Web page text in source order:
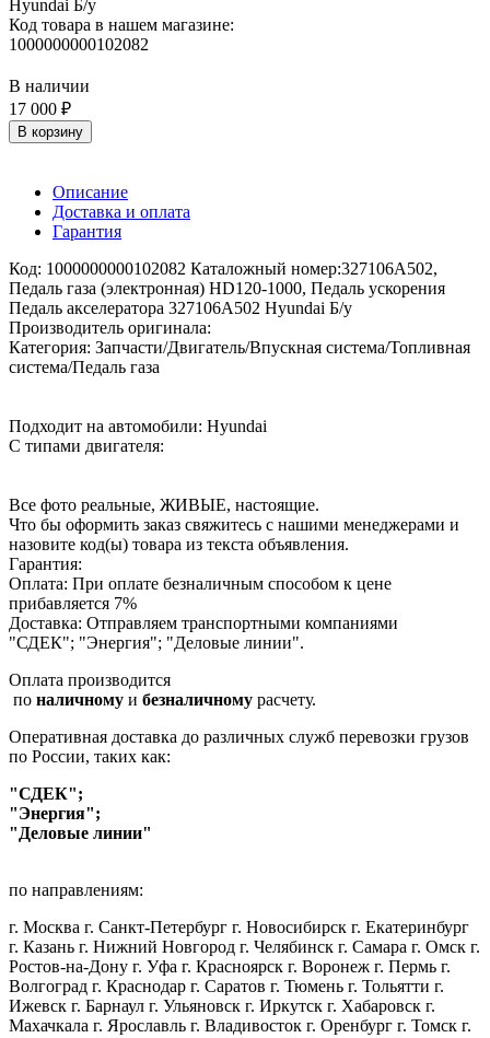
Код товара в нашем магазине:
1000000000102082
В наличии
17 000 ₽
В корзину
Описание
Доставка и оплата
Гарантия
Код: 1000000000102082 Каталожный номер:327106A502,
Педаль газа (электронная) HD120-1000, Педаль ускорения
Педаль акселератора 327106A502 Hyundai Б/у
Производитель оригинала:
Категория: Запчасти/Двигатель/Впускная система/Топливная
система/Педаль газа
Подходит на автомобили: Hyundai
С типами двигателя:
Все фото реальные, ЖИВЫЕ, настоящие.
Что бы оформить заказ свяжитесь с нашими менеджерами и
назовите код(ы) товара из текста объявления.
Гарантия:
Оплата: При оплате безналичным способом к цене
прибавляется 7%
Доставка: Отправляем транспортными компаниями
"СДЕК"; "Энергия"; "Деловые линии".
Оплата производится
по наличному и безналичному расчету.
Оперативная доставка до различных служб перевозки грузов
по России, таких как:
"СДЕК";
"Энергия";
"Деловые линии"
по направлениям:
г. Москва г. Санкт-Петербург г. Новосибирск г. Екатеринбург
г. Казань г. Нижний Новгород г. Челябинск г. Самара г. Омск г.
Ростов-на-Дону г. Уфа г. Красноярск г. Воронеж г. Пермь г.
Волгоград г. Краснодар г. Саратов г. Тюмень г. Тольятти г.
Ижевск г. Барнаул г. Ульяновск г. Иркутск г. Хабаровск г.
Махачкала г. Ярославль г. Владивосток г. Оренбург г. Томск г.